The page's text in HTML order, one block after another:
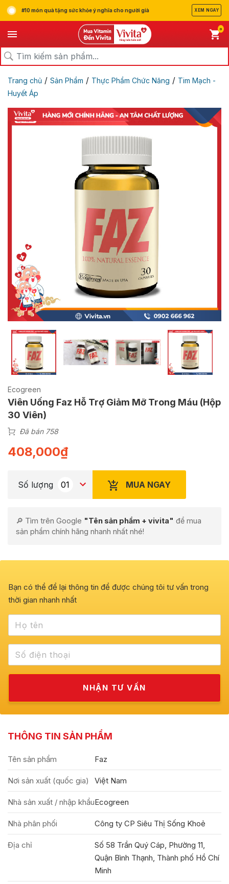
#10 món quà tặng sức khỏe ý nghĩa cho người già XEM NGAY
0
Trang chủ / Sản Phẩm / Thực Phẩm Chức Năng / Tim Mạch -
Huyết Áp
Ecogreen
Viên Uống Faz Hỗ Trợ Giảm Mỡ Trong Máu (Hộp
30 Viên)
Đã bán 758
408,000₫
Số lượng MUA NGAY
🔎 Tìm trên Google "Tên sản phẩm + vivita" để mua
sản phẩm chính hãng nhanh nhất nhé!
Bạn có thể để lại thông tin để được chúng tôi tư vấn trong
thời gian nhanh nhất
THÔNG TIN SẢN PHẨM
Tên sản phẩm Faz
Nơi sản xuất (quốc gia) Việt Nam
Nhà sản xuất / nhập khẩuEcogreen
Nhà phân phối Công ty CP Siêu Thị Sống Khoẻ
Địa chỉ
Số 58 Trần Quý Cáp, Phường 11,
Quận Bình Thạnh, Thành phố Hồ Chí
Minh